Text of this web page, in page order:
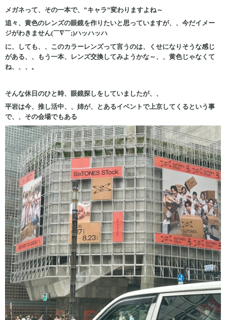
メガネって、その一本で、”キャラ”変わりますよね～
追々、黄色のレンズの眼鏡を作りたいと思っていますが、、今だイメー
ジがわきません(￣∇￣;)ハッハッハ
に、しても、、このカラーレンズって言うのは、くせになりそうな感じ
がある、、もう一本、レンズ交換してみようかな～、、黄色じゃなくて
ね、、、。
そんな休日のひと時、眼鏡探しをしていましたが、、
平岩は今、推し活中、、姉が、とあるイベントで上京してくるという事
で、、その会場でもある